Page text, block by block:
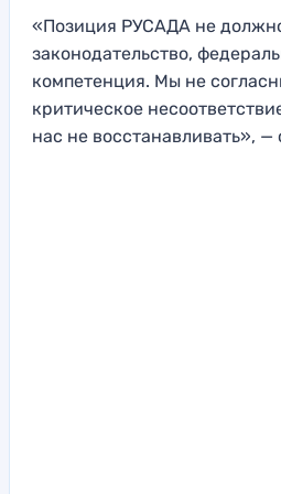
«Позиция РУСАДА не
законодательство,
компетенция. Мы не
критическое
нас не восстанавливать», —